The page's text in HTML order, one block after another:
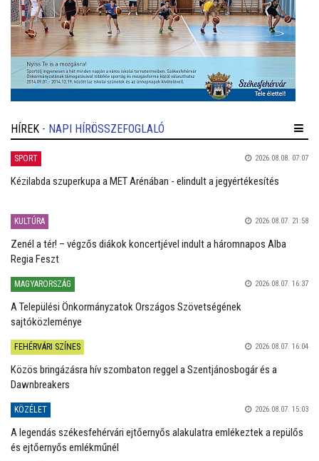
HÍREK - NAPI HÍRÖSSZEFOGLALÓ
SPORT 2026.08.08. 07:07
Kézilabda szuperkupa a MET Arénában - elindult a jegyértékesítés
KULTÚRA 2026.08.07. 21:58
Zenél a tér! – végzős diákok koncertjével indult a háromnapos Alba
Regia Feszt
MAGYARORSZÁG 2026.08.07. 16:37
A Települési Önkormányzatok Országos Szövetségének
sajtóközleménye
FEHÉRVÁRI SZÍNES 2026.08.07. 16:04
Közös bringázásra hív szombaton reggel a Szentjánosbogár és a
Dawnbreakers
KÖZÉLET 2026.08.07. 15:03
A legendás székesfehérvári ejtőernyős alakulatra emlékeztek a repülős
és ejtőernyős emlékműnél